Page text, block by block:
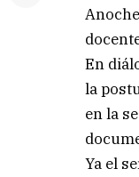
En
la
en la
Ya el